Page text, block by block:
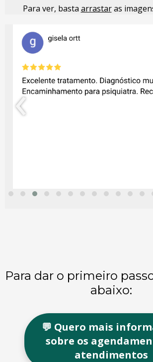
Para ver, basta arrastaras
‹
Para dar o primeiro
abaixo:
💬 Quero mais
sobre os
atendimentos